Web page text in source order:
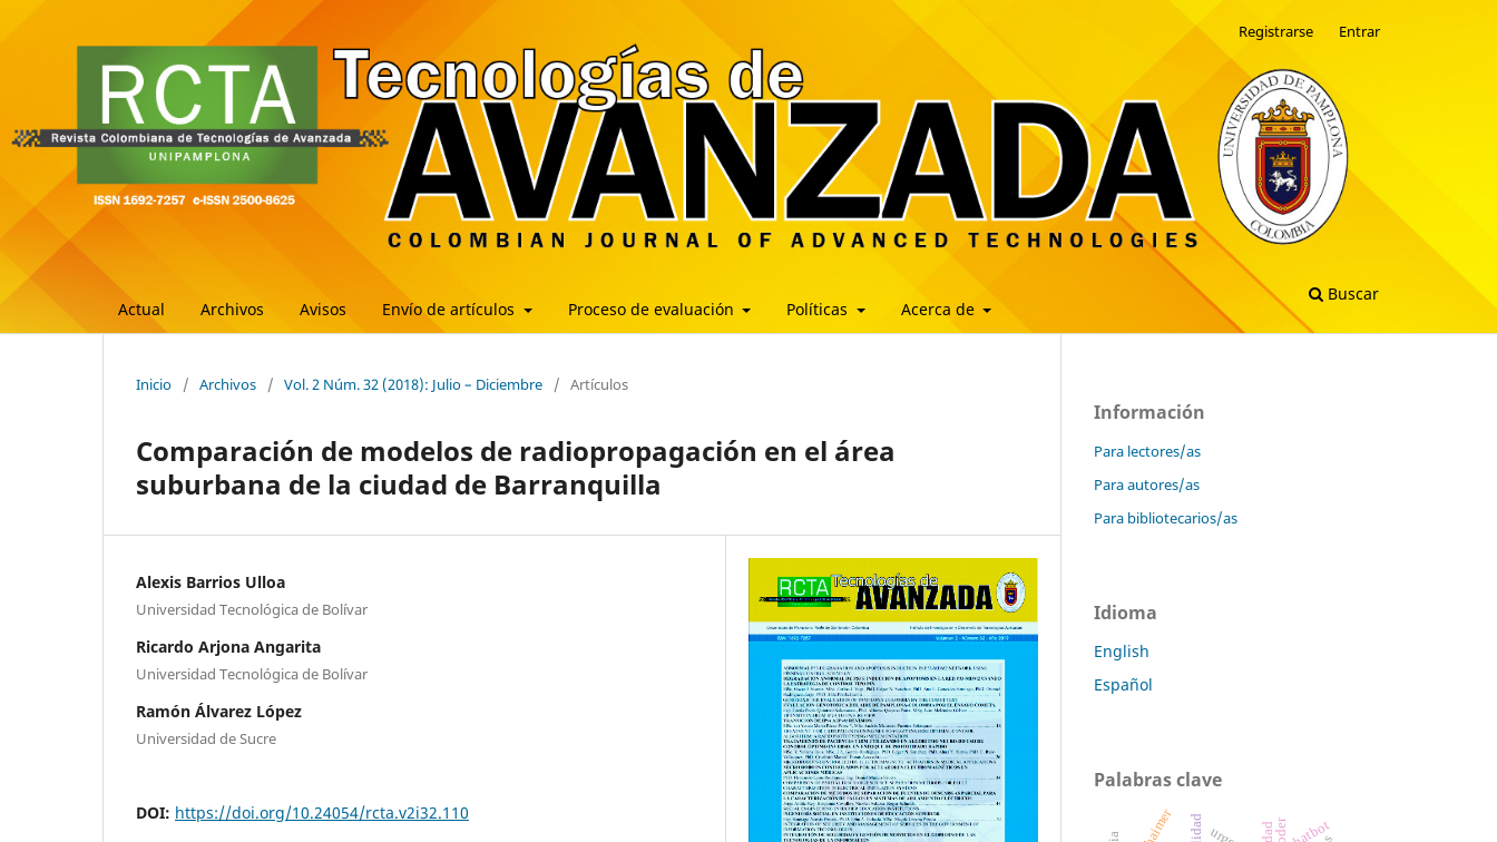
Actual Archivos Avisos Envío de artículos Proceso de evaluación Políticas Acerca de
Buscar
Registrarse Entrar
Inicio / Archivos / Vol. 2 Núm. 32 (2018): Julio – Diciembre / Artículos
Comparación de modelos de radiopropagación en el área
suburbana de la ciudad de Barranquilla
Alexis Barrios Ulloa
Universidad Tecnológica de Bolívar
Ricardo Arjona Angarita
Universidad Tecnológica de Bolívar
Ramón Álvarez López
Universidad de Sucre
DOI: https://doi.org/10.24054/rcta.v2i32.110
Información
Para lectores/as
Para autores/as
Para bibliotecarios/as
Idioma
English
Español
Palabras clave